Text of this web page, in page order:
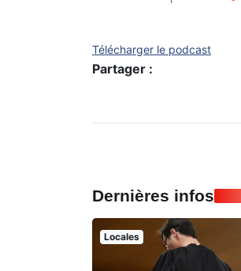
Télécharger le podcast
Partager :
Dernières infos
Locales